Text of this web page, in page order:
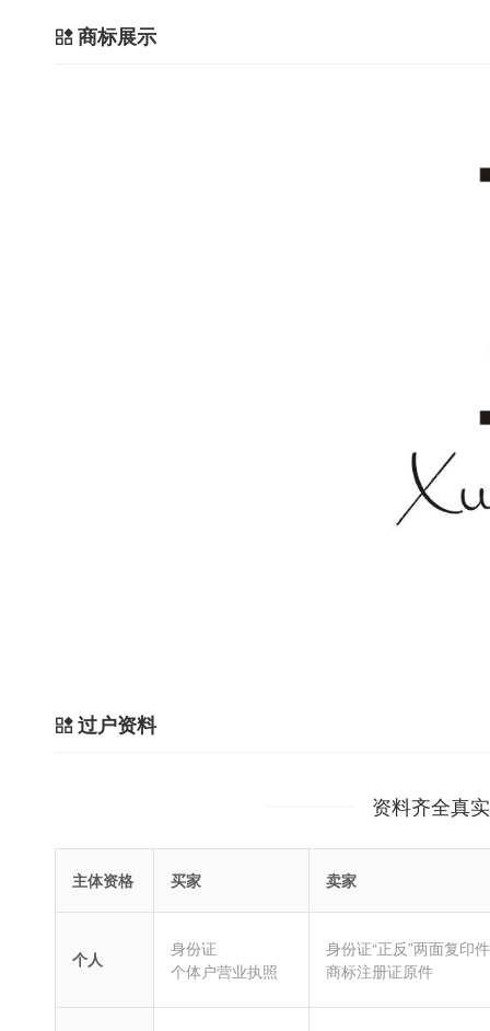
商标展示
过户资料
资料齐全真
主体资格 买家 卖家
个人
身份证
个体户营业执照
身份证“正反”两面复印件
商标注册证原件